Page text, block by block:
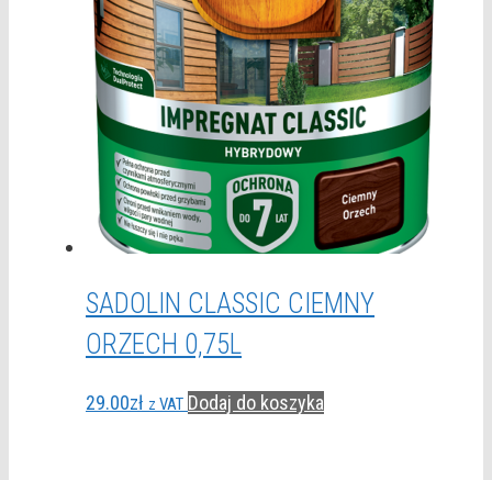
SADOLIN CLASSIC CIEMNY
ORZECH 0,75L
29.00zł z VAT Dodaj do koszyka